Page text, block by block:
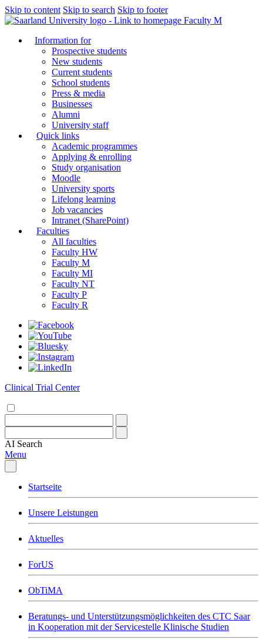
Skip to content Skip to search Skip to footer
Faculty M
Information for
Prospective students
New students
Current students
School students
Press & media
Businesses
Alumni
University staff
Quick links
Academic programmes
Applying & enrolling
Study organisation
Moodle
University sports
Lifelong learning
Job vacancies
Intranet (SharePoint)
Faculties
All faculties
Faculty HW
Faculty M
Faculty MI
Faculty NT
Faculty P
Faculty R
Clinical Trial Center
AI Search
Menu
Startseite
Unsere Leistungen
Aktuelles
ForUS
ObTiMA
Beratungs- und Unterstützungsmöglichkeiten des CTC Saar
in Kooperation mit der Servicestelle Klinische Studien